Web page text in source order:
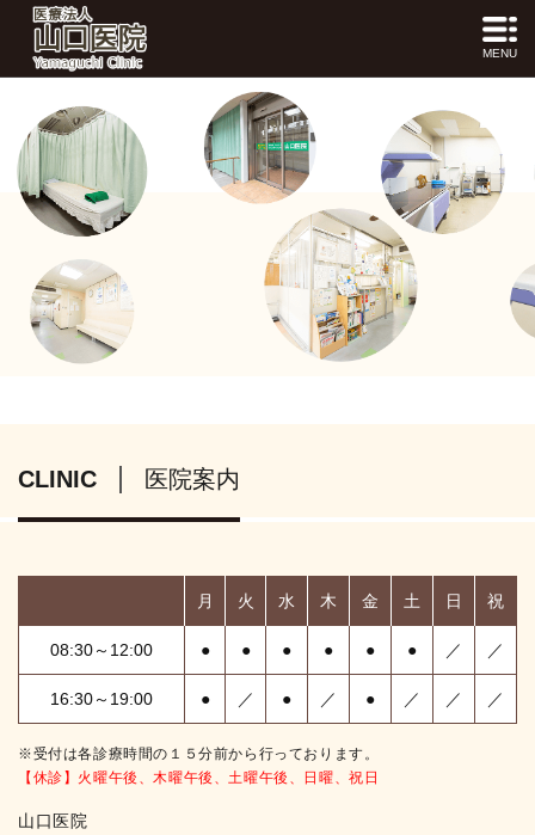
MENU
CLINIC 医院案内
月 火 水 木 金 土 日 祝
08:30～12:00 ● ● ● ● ● ● ／ ／
16:30～19:00 ● ／ ● ／ ● ／ ／ ／
※受付は各診療時間の１５分前から行っております。
【休診】火曜午後、木曜午後、土曜午後、日曜、祝日
山口医院